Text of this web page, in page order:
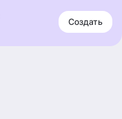
Создать